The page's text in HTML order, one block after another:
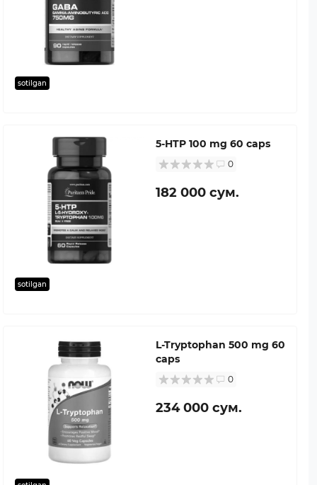
sotilgan
sotilgan
5-HTP 100 mg 60 caps
0
182 000 сум.
L-Tryptophan 500 mg 60
caps
0
234 000 сум.